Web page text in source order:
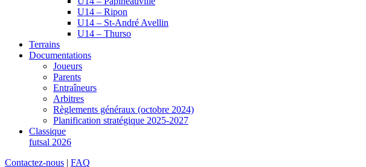
U14 – Ripon
U14 – St-André Avellin
U14 – Thurso
Terrains
Documentations
Joueurs
Parents
Entraîneurs
Arbitres
Règlements généraux (octobre 2024)
Planification stratégique 2025-2027
Classique
futsal 2026
Contactez-nous | FAQ